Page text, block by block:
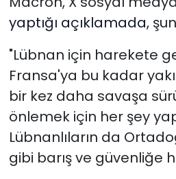
yaptığı açıklamada,
"Lübnan için harekete
Fransa'ya bu kadar
bir kez daha savaşa
önlemek için her şey
Lübnanlıların da
gibi barış ve güvenliğe